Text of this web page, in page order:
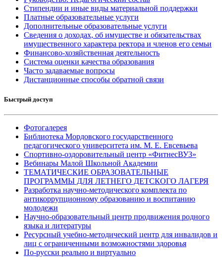
Стипендии и иные виды материальной поддержки
Платные образовательные услуги
Дополнительные образовательные услуги
Сведения о доходах, об имуществе и обязательствах
имущественного характера ректора и членов его семьи
Финансово-хозяйственная деятельность
Система оценки качества образования
Часто задаваемые вопросы
Дистанционные способы обратной связи
Быстрый доступ
Фотогалерея
Библиотека Мордовского государственного
педагогического университета им. М. Е. Евсевьева
Спортивно-оздоровительный центр «ФитнесВУЗ»
Вебинары Малой Школьной Академии
ТЕМАТИЧЕСКИЕ ОБРАЗОВАТЕЛЬНЫЕ
ПРОГРАММЫ ДЛЯ ЛЕТНЕГО ДЕТСКОГО ЛАГЕРЯ
Разработка научно-методического комплекта по
антикоррупционному образованию и воспитанию
молодежи
Научно-образовательный центр продвижения родного
языка и литературы
Ресурсный учебно-методический центр для инвалидов и
лиц с ограниченными возможностями здоровья
По-русски реально и виртуально